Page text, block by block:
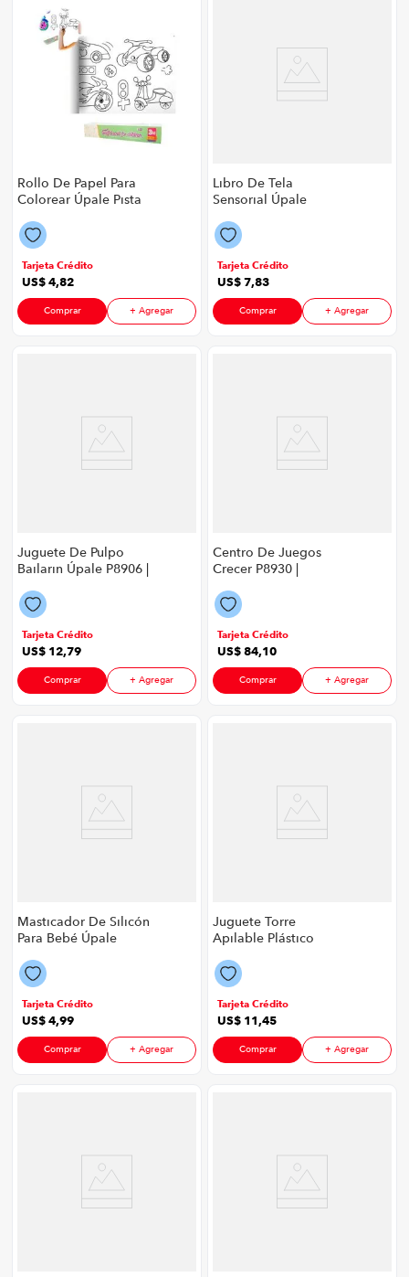
Rollo De Papel Para
Colorear Úpale Pista
30Cm X 3 Metros
Color Multicolor
Tarjeta Crédito
US$4,82
Comprar + Agregar
Libro De Tela
Sensorial Úpale
Multicolor
Tarjeta Crédito
US$7,83
Comprar + Agregar
Juguete De Pulpo
Bailarin Úpale P8906 |
Tarjeta Crédito
US$ 12,79
Comprar + Agregar
Centro De Juegos
Crecer P8930 |
Rosa
Tarjeta Crédito
US$84,10
Comprar + Agregar
Masticador De Silicón
Para Bebé Úpale
P8906 | Color Rosa
Tarjeta Crédito
US$4,99
Comprar + Agregar
Juguete Torre
Apilable Plástico
Multicolor
Tarjeta Crédito
US$ 11,45
Comprar + Agregar